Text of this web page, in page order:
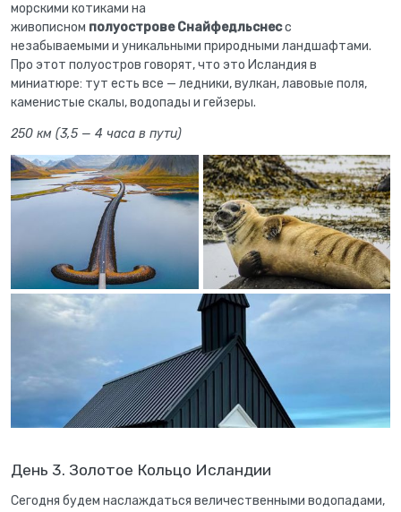
морскими котиками на
живописном полуострове Снайфедльснесс
незабываемыми и уникальными природными ландшафтами.
Про этот полуостров говорят, что это Исландия в
миниатюре: тут есть все — ледники, вулкан, лавовые поля,
каменистые скалы, водопады и гейзеры.
250 км (3,5 — 4 часа в пути)
День 3. Золотое Кольцо Исландии
Сегодня будем наслаждаться величественными водопадами,